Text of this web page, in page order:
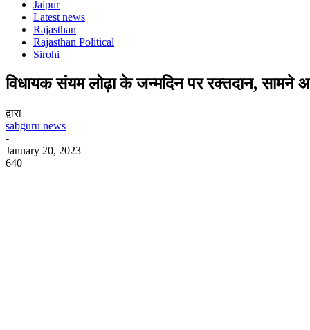
Jaipur
Latest news
Rajasthan
Rajasthan Political
Sirohi
विधायक संयम लोढ़ा के जन्मदिन पर रक्तदान, सामने
द्वारा
sabguru news
-
January 20, 2023
640